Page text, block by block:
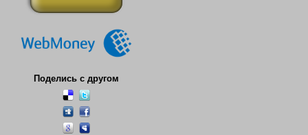
Поделись с другом